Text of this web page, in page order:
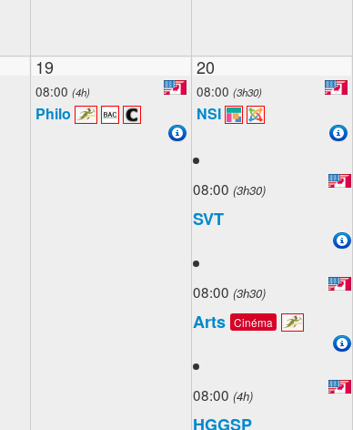
19
08:00 (4h)
Philo
20
08:00 (3h30)
NSI
08:00 (3h30)
SVT
08:00 (3h30)
Arts Cinéma
08:00 (4h)
HGGSP